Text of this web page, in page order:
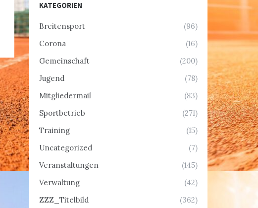
KATEGORIEN
Breitensport
(96)
Corona
(16)
Gemeinschaft
(200)
Jugend
(78)
Mitgliedermail
(83)
Sportbetrieb
(271)
Training
(15)
Uncategorized
(7)
Veranstaltungen
(145)
Verwaltung
(42)
ZZZ_Titelbild
(362)